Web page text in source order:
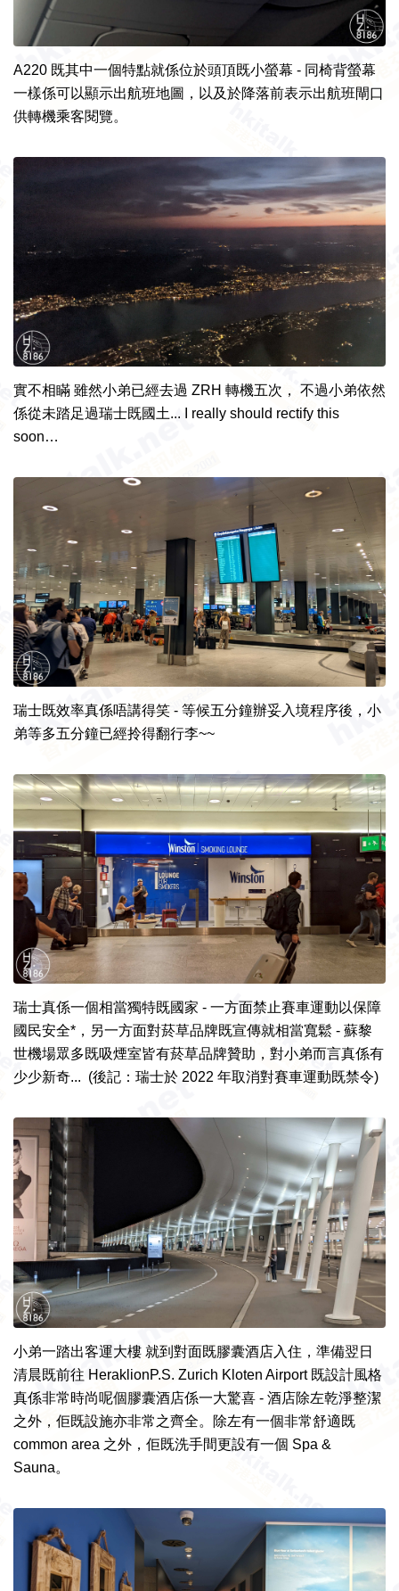
A220 既其中一個特點就係位於頭頂既小螢幕 - 同椅背螢幕
一樣係可以顯示出航班地圖，以及於降落前表示出航班閘口
供轉機乘客閱覽。
實不相瞞 雖然小弟已經去過 ZRH 轉機五次， 不過小弟依然
係從未踏足過瑞士既國土... I really should rectify this
soon…
瑞士既效率真係唔講得笑 - 等候五分鐘辦妥入境程序後，小
弟等多五分鐘已經拎得翻行李~~
瑞士真係一個相當獨特既國家 - 一方面禁止賽車運動以保障
國民安全*，另一方面對菸草品牌既宣傳就相當寬鬆 - 蘇黎
世機場眾多既吸煙室皆有菸草品牌贊助，對小弟而言真係有
少少新奇... (後記：瑞士於 2022 年取消對賽車運動既禁令)
小弟一踏出客運大樓 就到對面既膠囊酒店入住，準備翌日
清晨既前往 HeraklionP.S. Zurich Kloten Airport 既設計風格
真係非常時尚呢個膠囊酒店係一大驚喜 - 酒店除左乾淨整潔
之外，佢既設施亦非常之齊全。除左有一個非常舒適既
common area 之外，佢既洗手間更設有一個 Spa &
Sauna。